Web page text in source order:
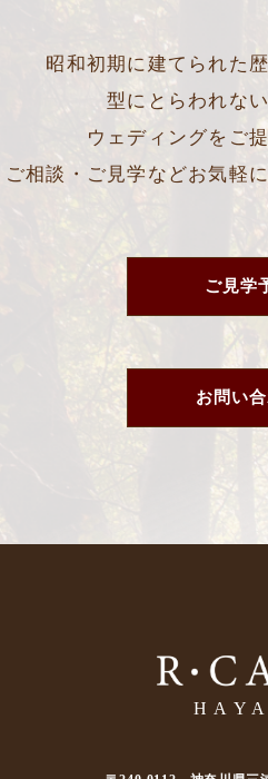
昭和初期に建てられた
型にとらわれな
ウェディングをご
ご相談・ご見学などお気軽
ご見学
お問い